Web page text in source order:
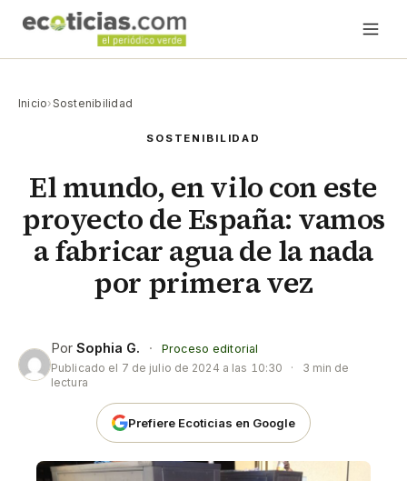
Inicio›Sostenibilidad
SOSTENIBILIDAD
El mundo, en vilo con este
proyecto de España: vamos
a fabricar agua de la nada
por primera vez
Por Sophia G. ·
Proceso editorial
Publicado el 7 de julio de 2024 a las 10:30 ·
3 min de
lectura
Prefiere Ecoticias en Google